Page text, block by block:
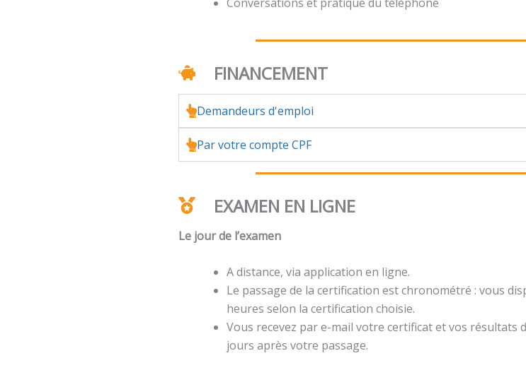
FINANCEMENT
Demandeurs d'emploi
Par votre compte CPF
EXAMEN EN LIGNE
Le jour de l’examen
A distance, via application en ligne.
Le passage de la certification est chronométré : vous
heures selon la certification choisie.
Vous recevez par e-mail votre certificat et vos résultats
jours après votre passage.